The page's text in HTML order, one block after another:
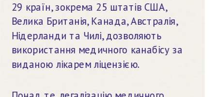
29 країн, зокрема 25 штатів США,
Велика Британія, Канада, Австралія,
Нідерланди та Чилі, дозволяють
використання медичного канабісу за
виданою лікарем ліцензією.